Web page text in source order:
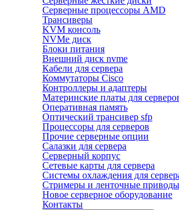
Серверные процессоры AMD
Трансиверы
KVM консоль
NVMe диск
Блоки питания
Внешний диск nvme
Кабели для сервера
Коммутаторы Cisco
Контроллеры и адаптеры
Материнские платы для
Оперативная память
Оптический трансивер sfp
Процессоры для серверов
Прочие серверные опции
Салазки для сервера
Серверный корпус
Сетевые карты для сервера
Системы охлаждения для
Стримеры и ленточные приводы
Новое серверное оборудование
Контакты